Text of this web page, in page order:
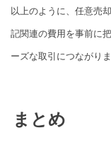
以上のように、任意売
記関連の費用を事前に
ーズな取引につながりま
まとめ